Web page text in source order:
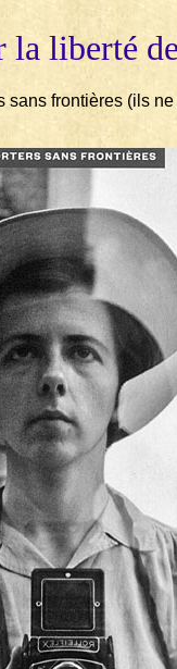
liberté
sans frontières (ils